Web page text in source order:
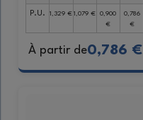
P.U. 1,329 € 1,079 €
0,900
€
0,786
€
À partir de0,786 €